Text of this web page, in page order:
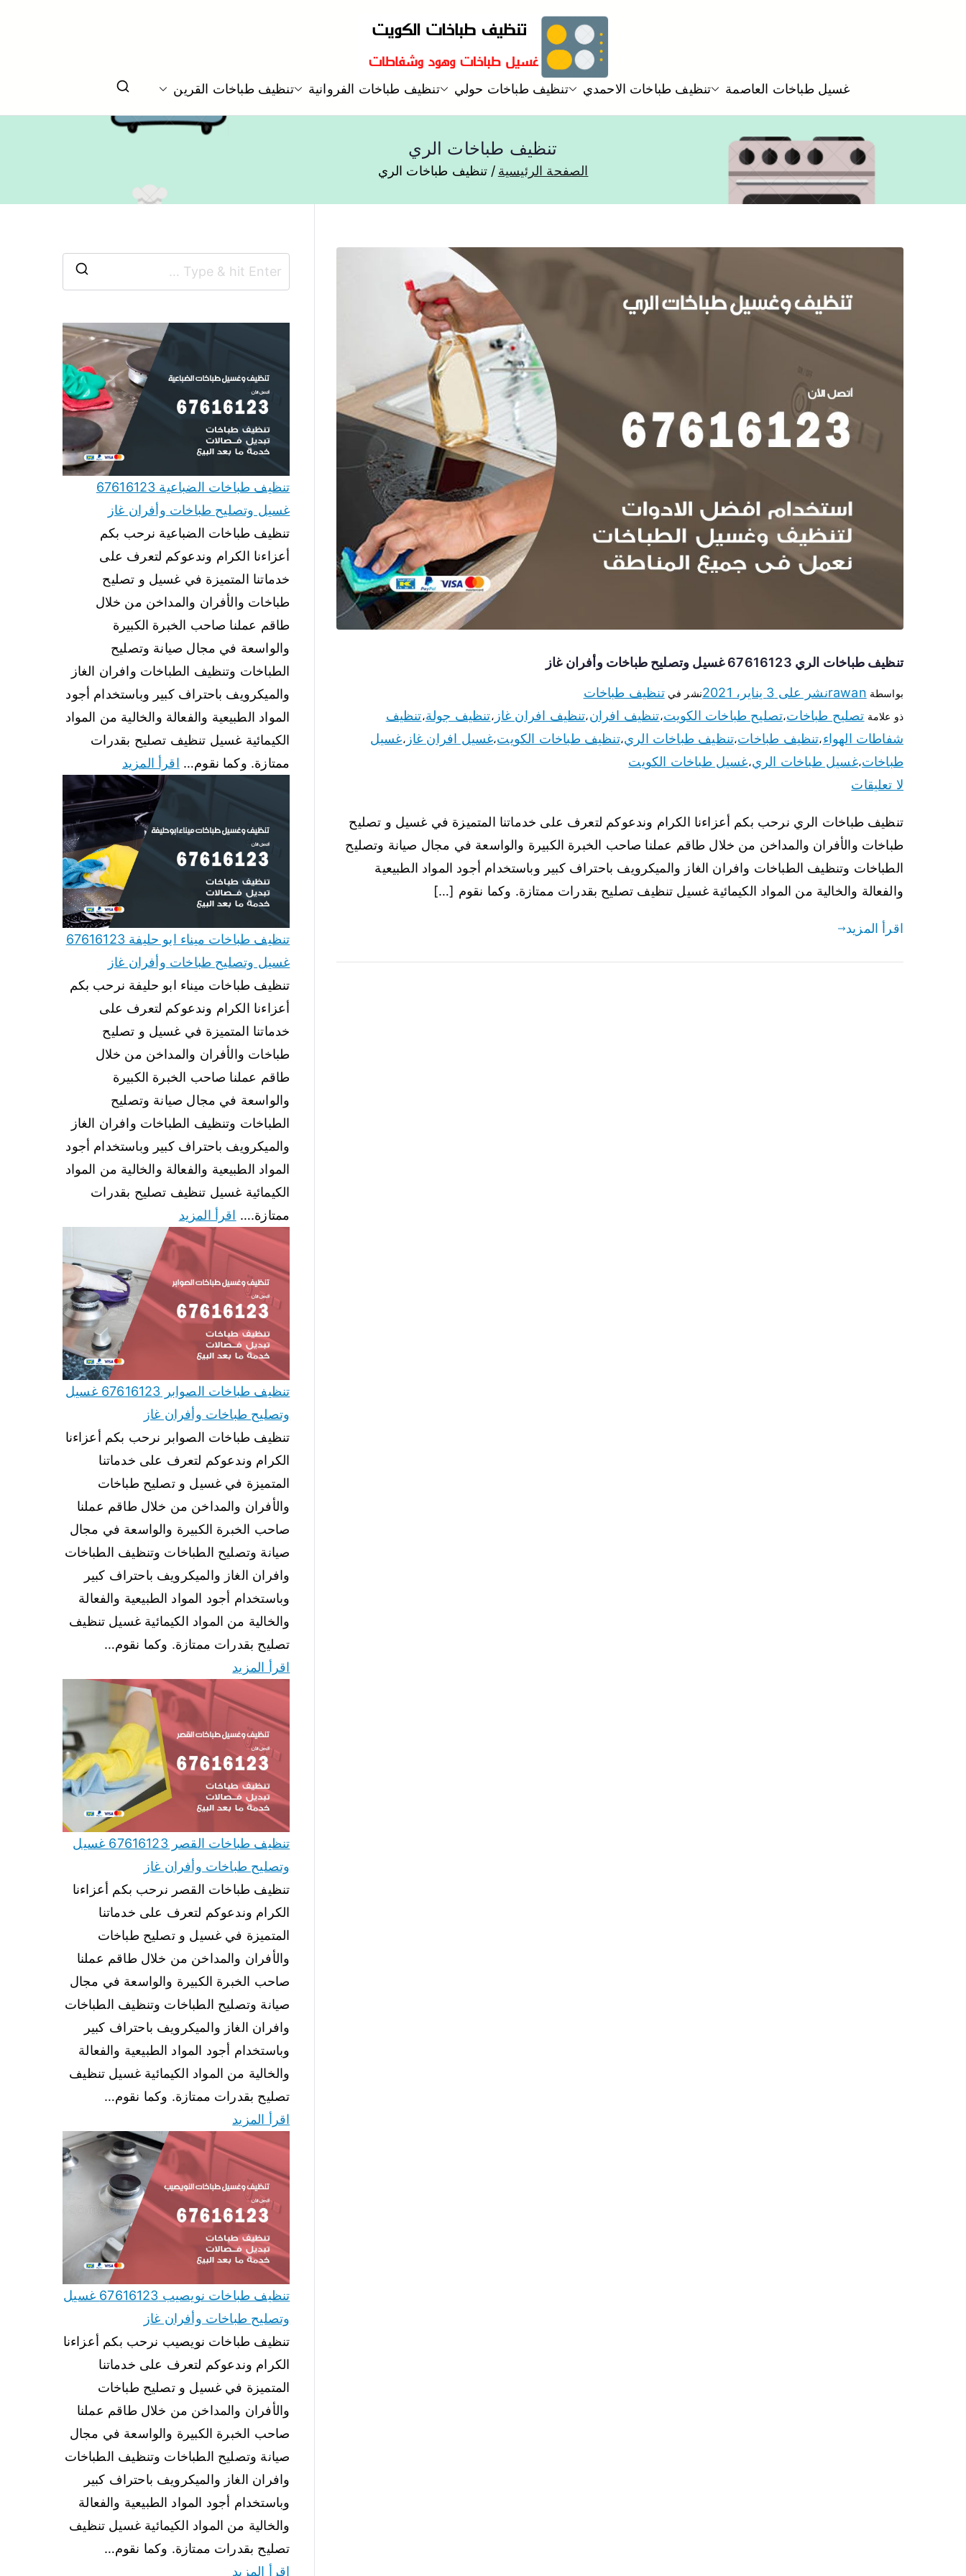
تنظيف وغسيل طباخات
تنظيف و غسيل طباخات هود مطابخ و جولة غسيل طباخات العاصمة تنظيف طباخات الاحمدي تنظيف طباخات حولي تنظيف طباخات الفروانية تنظيف طباخات القرين
تنظيف طباخات الري
الصفحة الرئيسية تنظيف طباخات الري
تنظيف طباخات الري 67616123 غسيل وتصليح طباخات وأفران غاز
بواسطة rawanنشر على 3 يناير، 2021 نشر فيتنظيف طباخات
ذو علامة تصليح طباخات،تصليح طباخات الكويت،تنظيف افران،تنظيف افران غاز ،تنظيف جولة،تنظيف
شفاطات الهواء،تنظيف طباخات،تنظيف طباخات الري،تنظيف طباخات الكويت،غسيل افران غاز ،غسيل
طباخات،غسيل طباخات الري،غسيل طباخات الكويت
لا تعليقات
تنظيف طباخات الري نرحب بكم أعزاءنا الكرام وندعوكم لتعرف على خدماتنا المتميزة في غسيل و تصليح
طباخات والأفران والمداخن من خلال طاقم عملنا صاحب الخبرة الكبيرة والواسعة في مجال صيانة وتصليح
الطباخات وتنظيف الطباخات وافران الغاز والميكرويف باحتراف كبير وباستخدام أجود المواد الطبيعية
والفعالة والخالية من المواد الكيمائية غسيل تنظيف تصليح بقدرات ممتازة. وكما نقوم […]
اقرأ المزيد
تنظيف طباخات الضباعية 67616123
غسيل وتصليح طباخات وأفران غاز
تنظيف طباخات الضباعية نرحب بكم
أعزاءنا الكرام وندعوكم لتعرف على
خدماتنا المتميزة في غسيل و تصليح
طباخات والأفران والمداخن من خلال
طاقم عملنا صاحب الخبرة الكبيرة
والواسعة في مجال صيانة وتصليح
الطباخات وتنظيف الطباخات وافران الغاز
والميكرويف باحتراف كبير وباستخدام أجود
المواد الطبيعية والفعالة والخالية من المواد
الكيمائية غسيل تنظيف تصليح بقدرات
ممتازة. وكما نقوم… اقرأ المزيد
تنظيف طباخات ميناء ابو حليفة 67616123
غسيل وتصليح طباخات وأفران غاز
تنظيف طباخات ميناء ابو حليفة نرحب بكم
أعزاءنا الكرام وندعوكم لتعرف على
خدماتنا المتميزة في غسيل و تصليح
طباخات والأفران والمداخن من خلال
طاقم عملنا صاحب الخبرة الكبيرة
والواسعة في مجال صيانة وتصليح
الطباخات وتنظيف الطباخات وافران الغاز
والميكرويف باحتراف كبير وباستخدام أجود
المواد الطبيعية والفعالة والخالية من المواد
الكيمائية غسيل تنظيف تصليح بقدرات
ممتازة.… اقرأ المزيد
تنظيف طباخات الصوابر 67616123 غسيل
وتصليح طباخات وأفران غاز
تنظيف طباخات الصوابر نرحب بكم أعزاءنا
الكرام وندعوكم لتعرف على خدماتنا
المتميزة في غسيل و تصليح طباخات
والأفران والمداخن من خلال طاقم عملنا
صاحب الخبرة الكبيرة والواسعة في مجال
صيانة وتصليح الطباخات وتنظيف الطباخات
وافران الغاز والميكرويف باحتراف كبير
وباستخدام أجود المواد الطبيعية والفعالة
والخالية من المواد الكيمائية غسيل تنظيف
تصليح بقدرات ممتازة. وكما نقوم…
اقرأ المزيد
تنظيف طباخات القصر 67616123 غسيل
وتصليح طباخات وأفران غاز
تنظيف طباخات القصر نرحب بكم أعزاءنا
الكرام وندعوكم لتعرف على خدماتنا
المتميزة في غسيل و تصليح طباخات
والأفران والمداخن من خلال طاقم عملنا
صاحب الخبرة الكبيرة والواسعة في مجال
صيانة وتصليح الطباخات وتنظيف الطباخات
وافران الغاز والميكرويف باحتراف كبير
وباستخدام أجود المواد الطبيعية والفعالة
والخالية من المواد الكيمائية غسيل تنظيف
تصليح بقدرات ممتازة. وكما نقوم…
اقرأ المزيد
تنظيف طباخات نويصيب 67616123 غسيل
وتصليح طباخات وأفران غاز
تنظيف طباخات نويصيب نرحب بكم أعزاءنا
الكرام وندعوكم لتعرف على خدماتنا
المتميزة في غسيل و تصليح طباخات
والأفران والمداخن من خلال طاقم عملنا
صاحب الخبرة الكبيرة والواسعة في مجال
صيانة وتصليح الطباخات وتنظيف الطباخات
وافران الغاز والميكرويف باحتراف كبير
وباستخدام أجود المواد الطبيعية والفعالة
والخالية من المواد الكيمائية غسيل تنظيف
تصليح بقدرات ممتازة. وكما نقوم…
اقرأ المزيد